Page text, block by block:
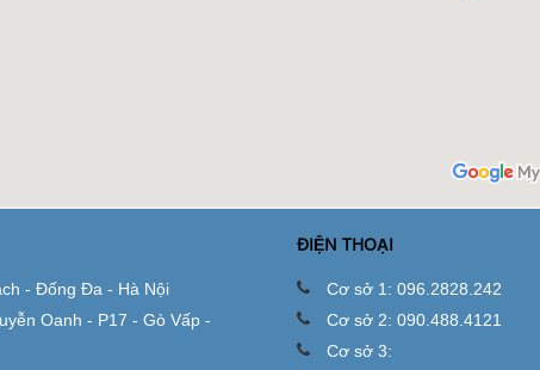
- Đống Đa - Hà Nội
Oanh - P17 - Gò Vấp -
ĐIỆN THOẠI
Cơ sở 1: 096.2828.242
Cơ sở 2: 090.488.4121
Cơ sở 3: